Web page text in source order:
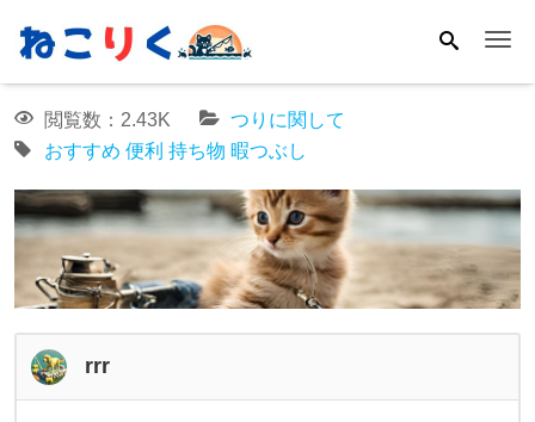
閲覧数：2.43K
つりに関して
おすすめ 便利 持ち物 暇つぶし
rrr